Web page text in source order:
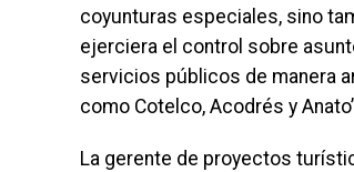
coyunturas especiales, sino
ejerciera el control sobre
servicios públicos de manera
como Cotelco, Acodrés y
La gerente de proyectos